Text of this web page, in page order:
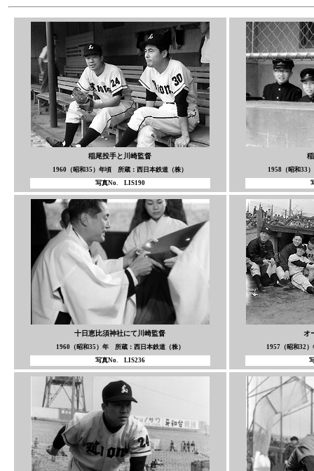
稲尾投手と川崎監督
1960（昭和35）年頃 所蔵：西日本鉄道（株）
写真No. LIS190
1958（昭和33
十日恵比須神社にて川崎監督
1960（昭和35）年 所蔵：西日本鉄道（株）
写真No. LIS236
オ
1957（昭和32